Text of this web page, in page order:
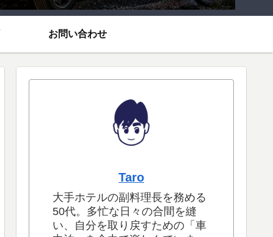
お問い合わせ
Taro
大手ホテルの副料理長を務める
50代。多忙な日々の合間を縫
い、自分を取り戻すための「車